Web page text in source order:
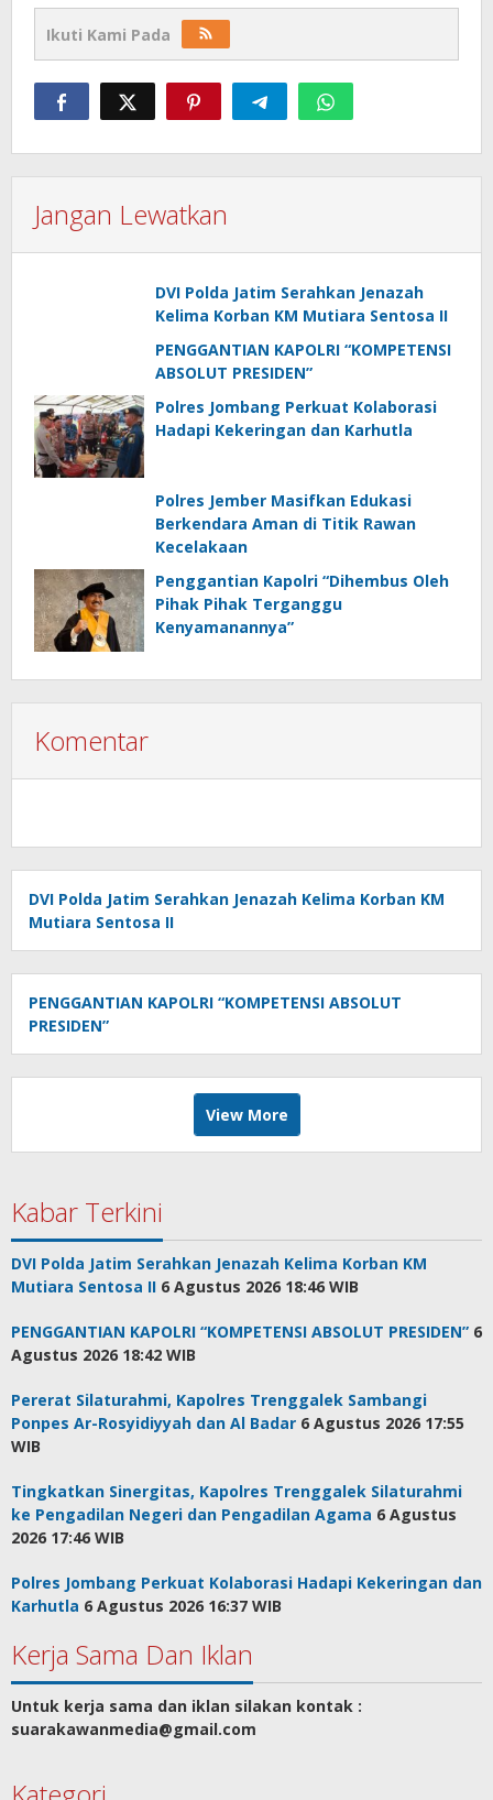
Ikuti Kami Pada
Jangan Lewatkan
DVI Polda Jatim Serahkan Jenazah
Kelima Korban KM Mutiara Sentosa II
PENGGANTIAN KAPOLRI “KOMPETENSI
ABSOLUT PRESIDEN”
Polres Jombang Perkuat Kolaborasi
Hadapi Kekeringan dan Karhutla
Polres Jember Masifkan Edukasi
Berkendara Aman di Titik Rawan
Kecelakaan
Penggantian Kapolri “Dihembus Oleh
Pihak Pihak Terganggu
Kenyamanannya”
Komentar
DVI Polda Jatim Serahkan Jenazah Kelima Korban KM
Mutiara Sentosa II
PENGGANTIAN KAPOLRI “KOMPETENSI ABSOLUT
PRESIDEN”
View More
Kabar Terkini
DVI Polda Jatim Serahkan Jenazah Kelima Korban KM
Mutiara Sentosa II 6 Agustus 2026 18:46 WIB
PENGGANTIAN KAPOLRI “KOMPETENSI ABSOLUT PRESIDEN” 6
Agustus 2026 18:42 WIB
Pererat Silaturahmi, Kapolres Trenggalek Sambangi
Ponpes Ar-Rosyidiyyah dan Al Badar 6 Agustus 2026 17:55
WIB
Tingkatkan Sinergitas, Kapolres Trenggalek Silaturahmi
ke Pengadilan Negeri dan Pengadilan Agama 6 Agustus
2026 17:46 WIB
Polres Jombang Perkuat Kolaborasi Hadapi Kekeringan dan
Karhutla 6 Agustus 2026 16:37 WIB
Kerja Sama Dan Iklan
Untuk kerja sama dan iklan silakan kontak :
suarakawanmedia@gmail.com